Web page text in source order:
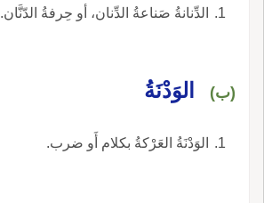
الدِّنانةُ صَناعةُ الدِّنان، أو حِرفةُ الدّنَّان.
(ب) الوَدْنَةُ
الوَدْنَةُ العَرْكةُ بكلام أَو ضرب.